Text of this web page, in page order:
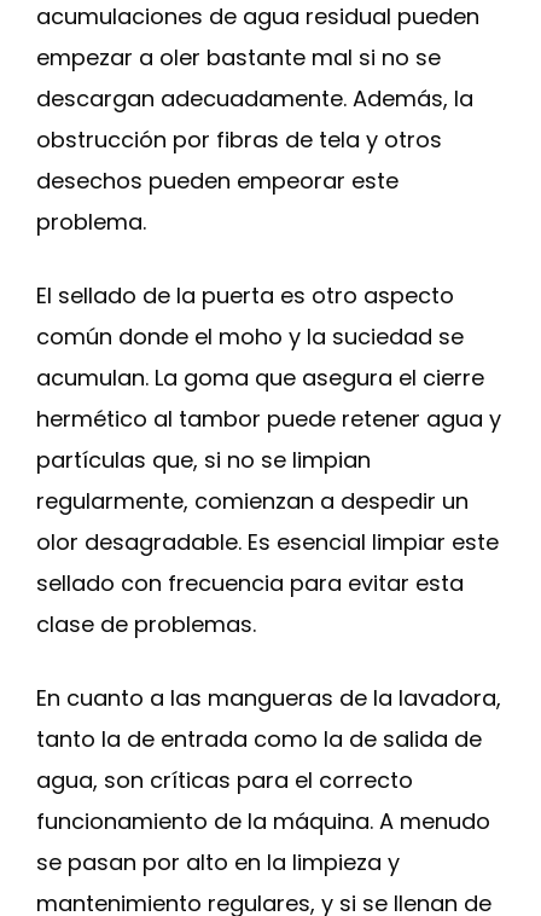
acumulaciones de agua residual pueden
empezar a oler bastante mal si no se
descargan adecuadamente. Además, la
obstrucción por fibras de tela y otros
desechos pueden empeorar este
problema.
El sellado de la puerta es otro aspecto
común donde el moho y la suciedad se
acumulan. La goma que asegura el cierre
hermético al tambor puede retener agua y
partículas que, si no se limpian
regularmente, comienzan a despedir un
olor desagradable. Es esencial limpiar este
sellado con frecuencia para evitar esta
clase de problemas.
En cuanto a las mangueras de la lavadora,
tanto la de entrada como la de salida de
agua, son críticas para el correcto
funcionamiento de la máquina. A menudo
se pasan por alto en la limpieza y
mantenimiento regulares, y si se llenan de